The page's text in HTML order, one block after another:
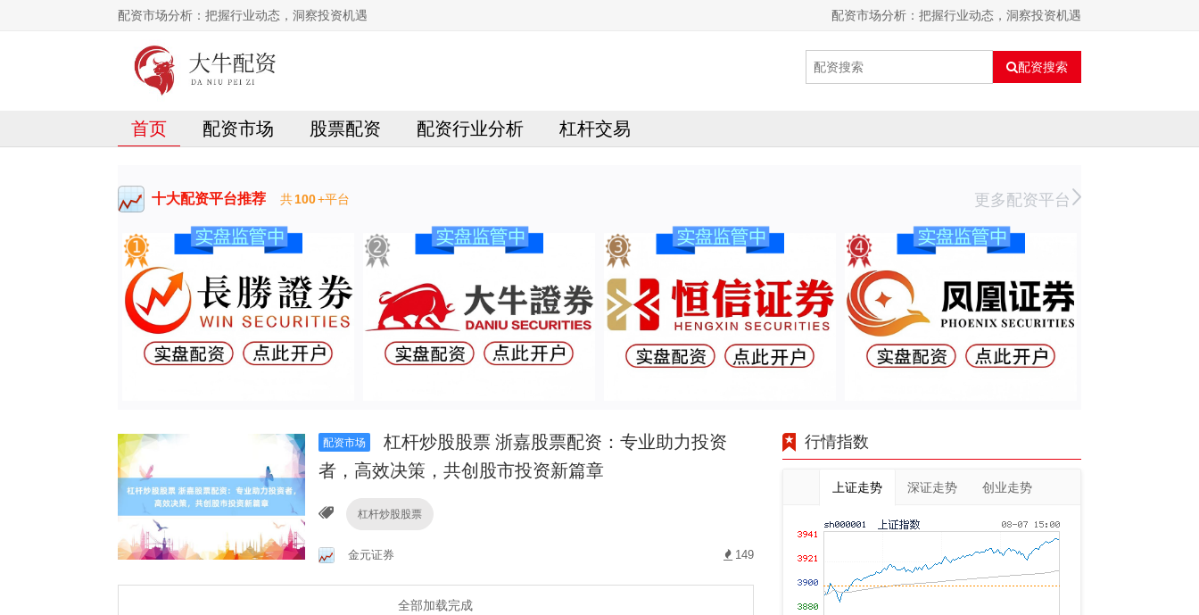
配资市场分析：把握行业动态，洞察投资机遇 配资市场分析：把握行业动态，洞察投资机遇
配资搜索
首页 配资市场 股票配资 配资行业分析 杠杆交易
十大配资平台推荐 共100+平台 更多配资平台
配资市场
杠杆炒股股票 浙嘉股票配资：专业助力投资
者，高效决策，共创股市投资新篇章
杠杆炒股股票
金元证券 149
全部加载完成
行情指数
上证走势 深证走势 创业走势